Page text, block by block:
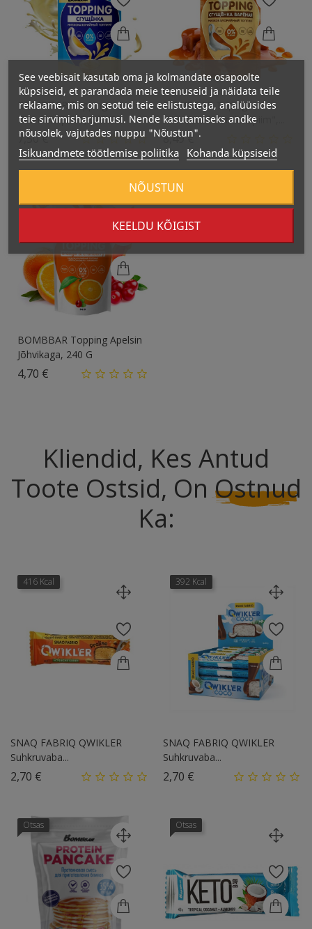
BOMBBAR Topping
"Kondenspiim", 240 G
7,50 €Hind
BOMBBAR Toping
"Keedetud Kondenspiim",...
8,49 € Hind
BOMBBAR Topping Apelsin
Jõhvikaga, 240 G
4,70 €
Kliendid, Kes Antud
Toote Ostsid, OnOstnud
Ka:
416 Kcal
SNAQ FABRIQ QWIKLER
Suhkruvaba...
2,70 €
392 Kcal
SNAQ FABRIQ QWIKLER
Suhkruvaba...
2,70 €
Otsas Otsas
See veebisait kasutab oma ja kolmandate osapoolte
küpsiseid, et parandada meie teenuseid ja näidata teile
reklaame, mis on seotud teie eelistustega, analüüsides
teie sirvimisharjumusi. Nende kasutamiseks andke
nõusolek, vajutades nuppu "Nõustun".
Isikuandmete töötlemise poliitika Kohanda küpsiseid
KEELDU KÕIGIST
NÕUSTUN